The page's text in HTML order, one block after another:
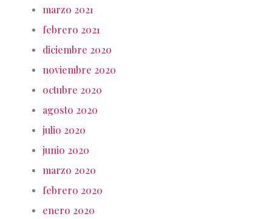
marzo 2021
febrero 2021
diciembre 2020
noviembre 2020
octubre 2020
agosto 2020
julio 2020
junio 2020
marzo 2020
febrero 2020
enero 2020